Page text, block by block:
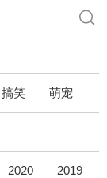
搞笑 萌宠
2020 2019